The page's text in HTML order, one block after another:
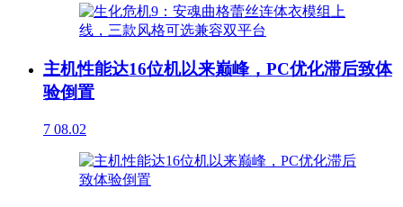
主机性能达16位机以来巅峰，PC优化滞后致体
验倒置
7 08.02